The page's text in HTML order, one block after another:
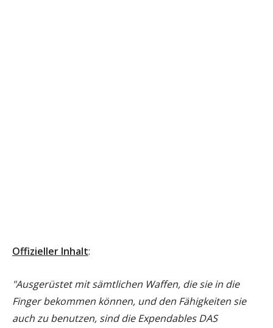
Offizieller Inhalt:
"Ausgerüstet mit sämtlichen Waffen, die sie in die
Finger bekommen können, und den Fähigkeiten sie
auch zu benutzen, sind die Expendables DAS